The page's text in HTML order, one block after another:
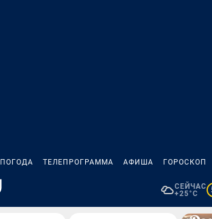
ПОГОДА ТЕЛЕПРОГРАММА АФИША ГОРОСКОП
СЕЙЧАС
+25°C